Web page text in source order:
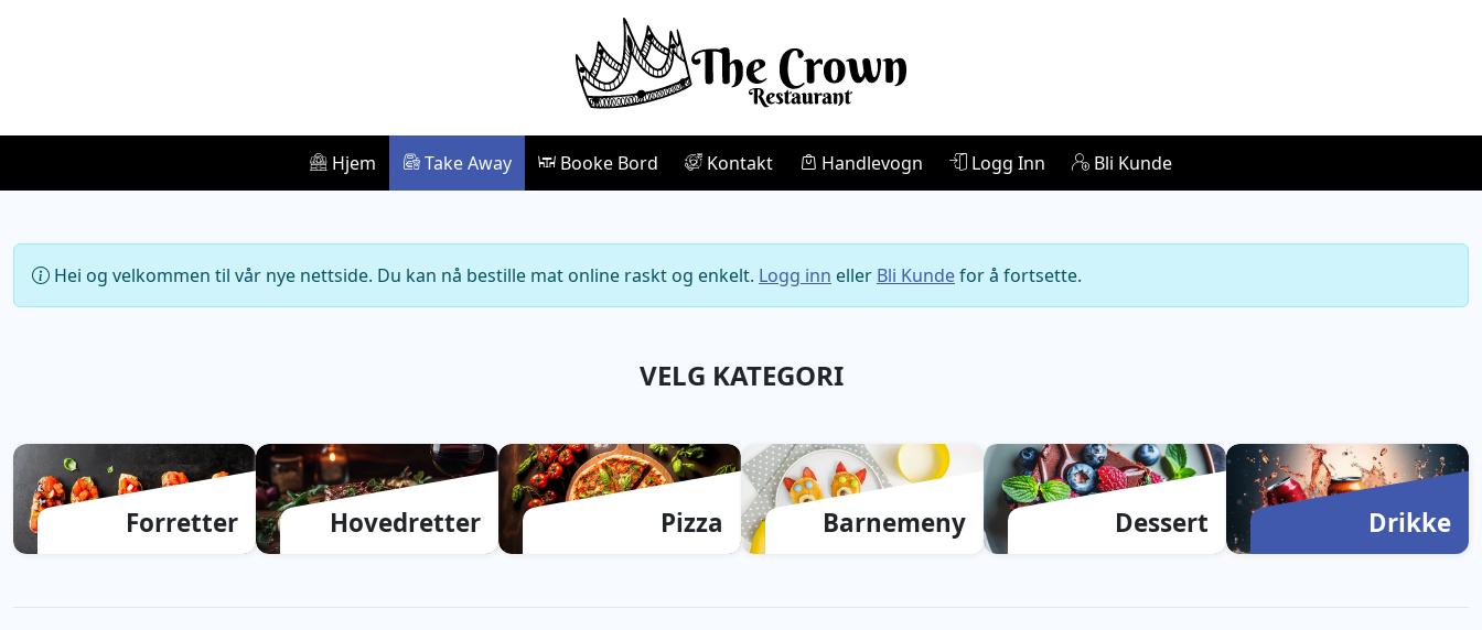
Hjem Take Away Booke Bord Kontakt Handlevogn Logg Inn Bli Kunde
Hei og velkommen til vår nye nettside. Du kan nå bestille mat online raskt og enkelt. Logg inn eller Bli Kundefor å fortsette.
VELG KATEGORI
Forretter Hovedretter Pizza Barnemeny Dessert Drikke